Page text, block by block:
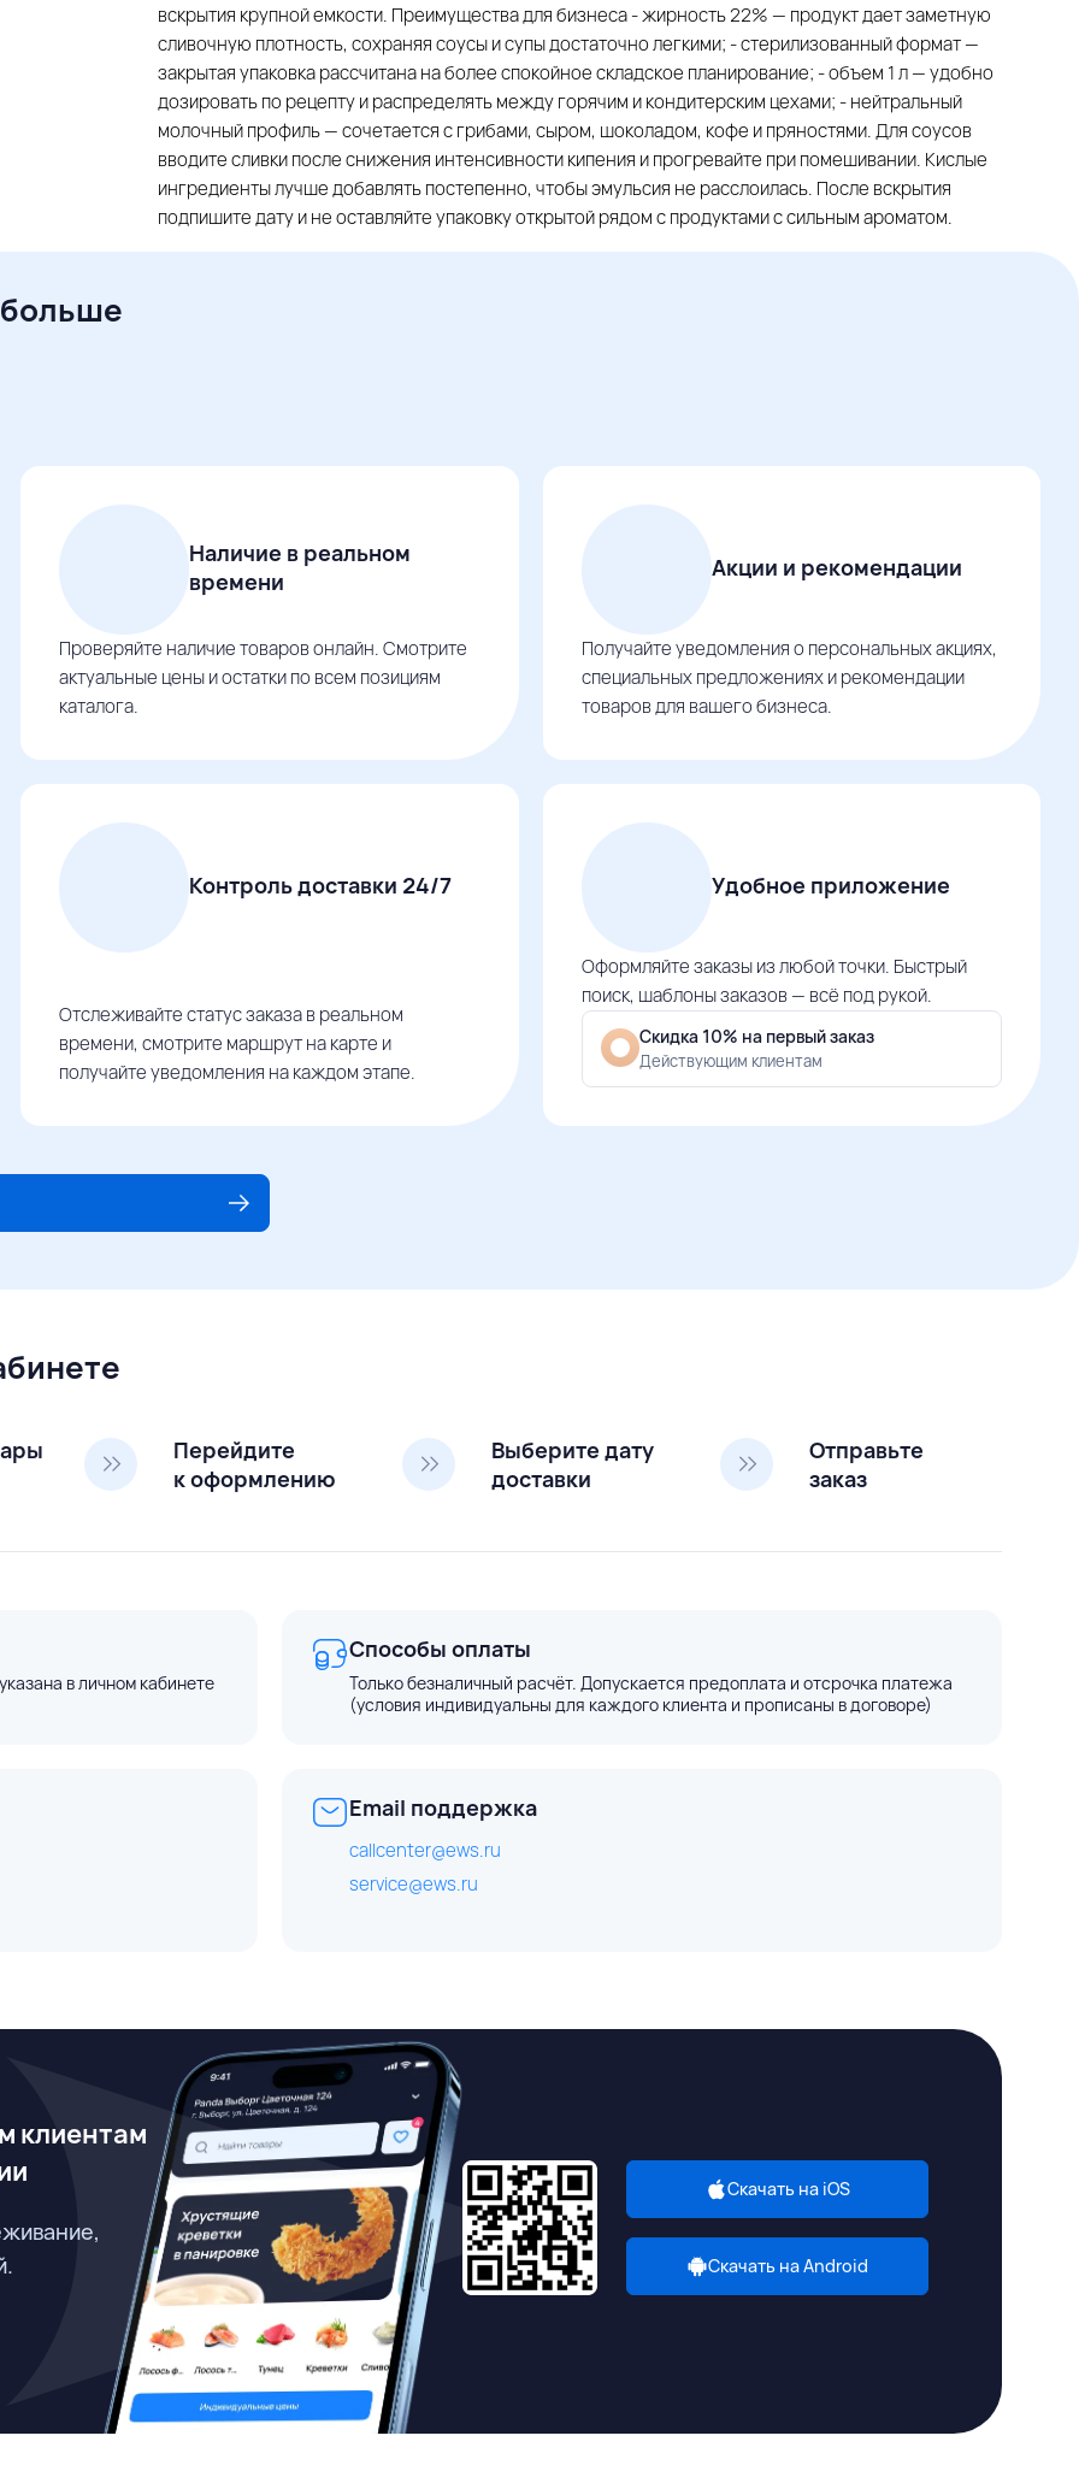
вскрытия крупной емкости. Преимущества для бизнеса - жирность 22% — продукт дает заметную
сливочную плотность, сохраняя соусы и супы достаточно легкими; - стерилизованный формат —
закрытая упаковка рассчитана на более спокойное складское планирование; - объем 1 л — удобно
дозировать по рецепту и распределять между горячим и кондитерским цехами; - нейтральный
молочный профиль — сочетается с грибами, сыром, шоколадом, кофе и пряностями. Для соусов
вводите сливки после снижения интенсивности кипения и прогревайте при помешивании. Кислые
ингредиенты лучше добавлять постепенно, чтобы эмульсия не расслоилась. После вскрытия
подпишите дату и не оставляйте упаковку открытой рядом с продуктами с сильным ароматом.
больше
Наличие в реальном
времени
Проверяйте наличие товаров онлайн. Смотрите
актуальные цены и остатки по всем позициям
каталога.
Акции и рекомендации
Получайте уведомления о персональных акциях,
специальных предложениях и рекомендации
товаров для вашего бизнеса.
Контроль доставки 24/7
Отслеживайте статус заказа в реальном
времени, смотрите маршрут на карте и
получайте уведомления на каждом этапе.
Удобное приложение
Оформляйте заказы из любой точки. Быстрый
поиск, шаблоны заказов — всё под рукой.
Скидка 10% на первый заказ
Действующим клиентам
Перейдите
к оформлению
Выберите дату
доставки
Отправьте
заказ
в личном кабинете
Способы оплаты
Только безналичный расчёт. Допускается предоплата и отсрочка платежа
(условия индивидуальны для каждого клиента и прописаны в договоре)
Email поддержка
callcenter@ews.ru
service@ews.ru
клиентам
Скачать на iOS
Скачать на Android